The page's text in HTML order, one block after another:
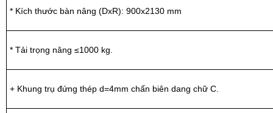
* Kích thước bàn nâng (DxR): 900x2130 mm
* Tải trọng nâng ≤1000 kg.
+ Khung trụ đứng thép d=4mm chấn biên dang chữ C.